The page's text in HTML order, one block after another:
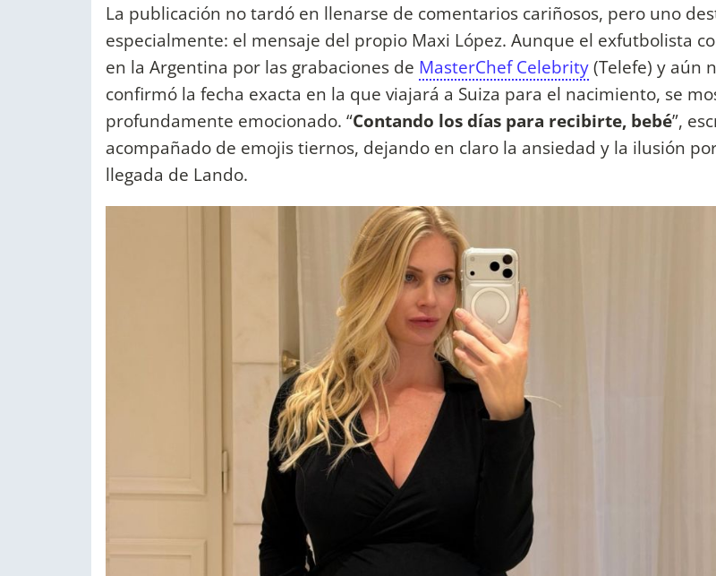
La publicación no tardó en llenarse de comentarios cariñosos, pero uno
especialmente: el mensaje del propio Maxi López. Aunque el exfutbolista
en la Argentina por las grabaciones de MasterChef Celebrity(Telefe) y aún
confirmó la fecha exacta en la que viajará a Suiza para el nacimiento, se
profundamente emocionado. “Contando los días para recibirte, bebé”,
acompañado de emojis tiernos, dejando en claro la ansiedad y la ilusión
llegada de Lando.